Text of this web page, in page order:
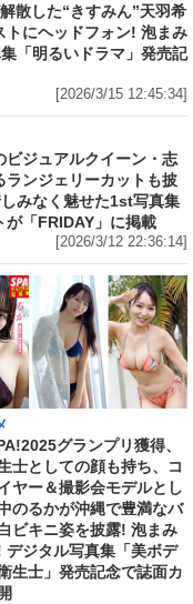
散した“きすみん”天羽希
トにヘッドフォン! 泡まみ
「明るいドラマ」発売記
[2026/3/15 12:45:34]
ビジュアルクイーン・志
ランジェリーカットも披
みなく魅せた1st写真集
が「FRIDAY」に掲載
[2026/3/12 22:36:14]
グランプリ獲得、
士としての顔も持ち、コ
ヤー＆撮影会モデルとし
のるかが沖縄で豊満なバ
ビキニ姿を披露! 泡まみ
デジタル写真集「美ボデ
生士」発売記念で誌面カ